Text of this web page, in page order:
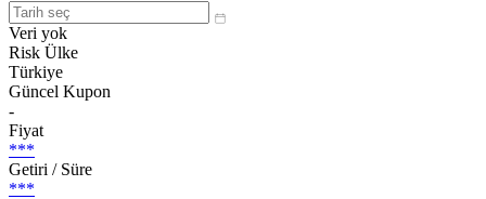
Veri yok
Risk Ülke
Türkiye
Güncel Kupon
-
Fiyat
***
Getiri / Süre
***